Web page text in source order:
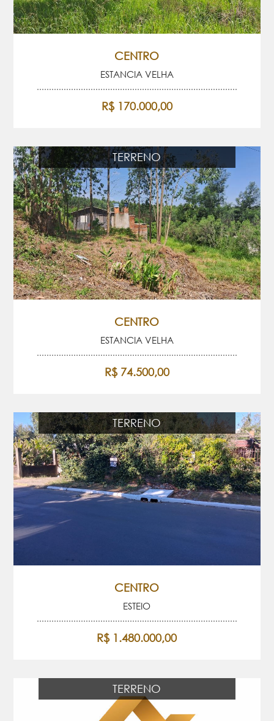
CENTRO
ESTANCIA VELHA
R$ 170.000,00
TERRENO
CENTRO
ESTANCIA VELHA
R$ 74.500,00
TERRENO
CENTRO
ESTEIO
R$ 1.480.000,00
TERRENO